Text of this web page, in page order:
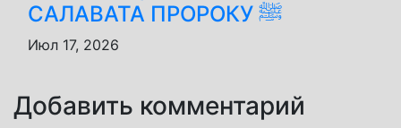
САЛАВАТА ПРОРОКУ ﷺ
Июл 17, 2026
Добавить комментарий